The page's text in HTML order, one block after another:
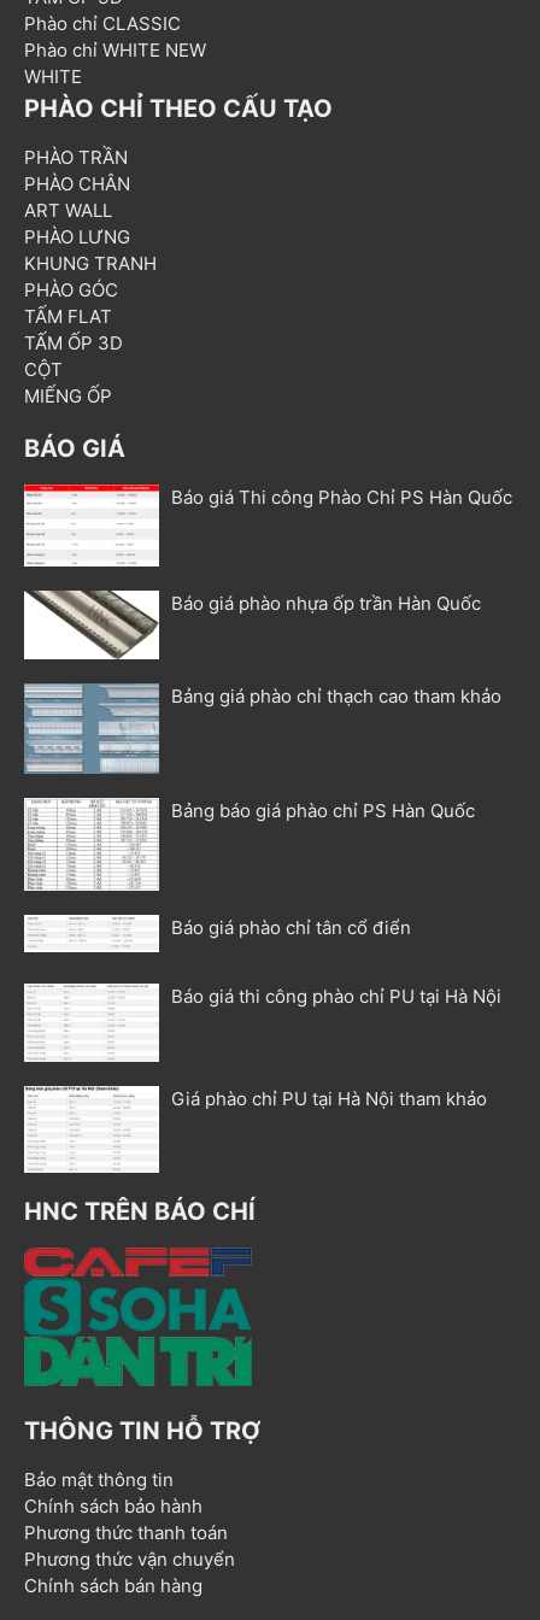
Phào chỉ CLASSIC
Phào chỉ WHITE NEW
WHITE
PHÀO CHỈ THEO CẤU TẠO
PHÀO TRẦN
PHÀO CHÂN
ART WALL
PHÀO LƯNG
KHUNG TRANH
PHÀO GÓC
TẤM FLAT
TẤM ỐP 3D
CỘT
MIẾNG ỐP
BÁO GIÁ
Báo giá Thi công Phào Chỉ PS Hàn Quốc
Báo giá phào nhựa ốp trần Hàn Quốc
Bảng giá phào chỉ thạch cao tham khảo
Bảng báo giá phào chỉ PS Hàn Quốc
Báo giá phào chỉ tân cổ điển
Báo giá thi công phào chỉ PU tại Hà Nội
Giá phào chỉ PU tại Hà Nội tham khảo
HNC TRÊN BÁO CHÍ
THÔNG TIN HỖ TRỢ
Bảo mật thông tin
Chính sách bảo hành
Phương thức thanh toán
Phương thức vận chuyển
Chính sách bán hàng